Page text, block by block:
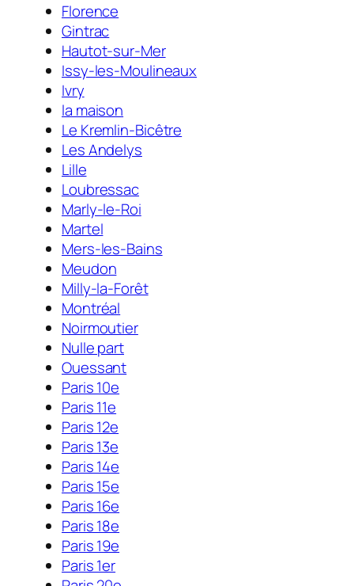
Florence
Gintrac
Hautot-sur-Mer
Issy-les-Moulineaux
Ivry
la maison
Le Kremlin-Bicêtre
Les Andelys
Lille
Loubressac
Marly-le-Roi
Martel
Mers-les-Bains
Meudon
Milly-la-Forêt
Montréal
Noirmoutier
Nulle part
Ouessant
Paris 10e
Paris 11e
Paris 12e
Paris 13e
Paris 14e
Paris 15e
Paris 16e
Paris 18e
Paris 19e
Paris 1er